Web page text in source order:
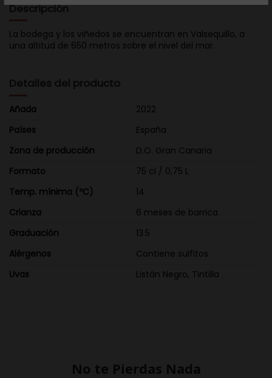
Descripción
La bodega y los viñedos se encuentran en Valsequillo, a
una altitud de 650 metros sobre el nivel del mar.
Detalles del producto
Añada
2022
Países
España
Zona de producción
D.O. Gran Canaria
Formato
75 cl / 0,75 L
Temp. mínima (ºC)
14
Crianza
6 meses de barrica
Graduación
13.5
Alérgenos
Contiene sulfitos
Uvas
Listán Negro, Tintilla
No te Pierdas Nada